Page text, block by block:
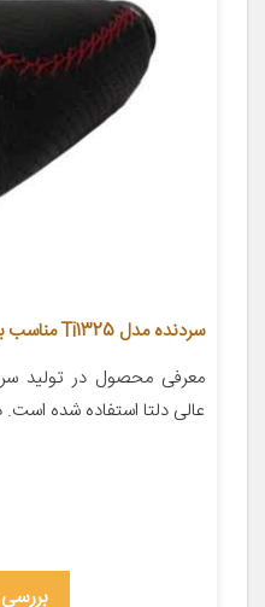
سردنده مدل Ti1325 مناسب برای تیبا
معرفی محصول در تولید
عالی دلتا استفاده شده